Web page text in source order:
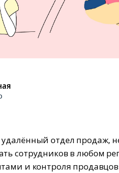
удалённый отдел продаж,
сотрудников в любом
и контроля